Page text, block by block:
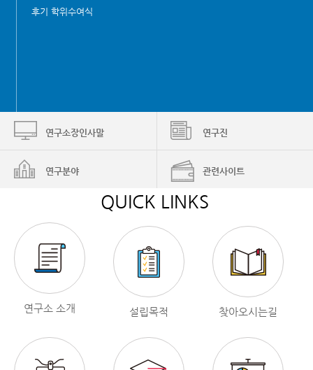
후기 학위수여식
연구소장인사말 연구진
연구분야 관련사이트
QUICK LINKS
연구소 소개 설립목적 찾아오시는길